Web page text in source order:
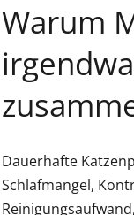
Warum
Dauerhafte
Schlafmangel,